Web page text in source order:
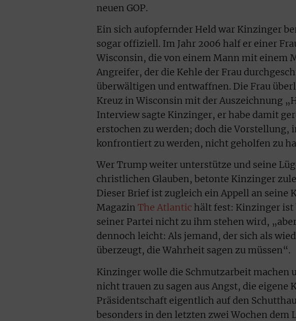
neuen GOP.
Ein sich aufopfernder Held war Kinzinger
sogar offiziell. Im Jahr 2006 half er einer
Wisconsin, die von einem Mann mit einem
Angreifer, der die Kehle der Frau
überwältigen und entwaffnen. Die Frau
Kreuz in Wisconsin mit der Auszeichnung
Interview sagte Kinzinger, er habe damit
erstochen zu werden; doch die Vorstellung,
konfrontiert zu werden, nicht geholfen zu
Wer Trump weiter unterstütze und seine
christlichen Glauben, betonte Kinzinger
Dieser Brief ist zugleich ein Appell an seine
Magazin The Atlantic hält fest: Kinzinger ist
seiner Partei nicht zu ihm stehen wird,
dennoch leicht: Als jemand, der sich als
überzeugt, die Wahrheit sagen zu müssen“.
Kinzinger wolle die Schmutzarbeit machen
nicht trauen zu sagen aus Angst, die eigene
Präsidentschaft eigentlich auf den
besonders in den letzten zwei Wochen dem